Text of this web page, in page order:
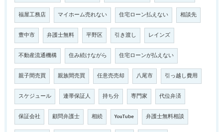
福屋工務店 マイホーム売れない 住宅ローン払えない 相談先
豊中市 弁護士無料 平野区 引き渡し レインズ
不動産流通機構 住み続けながら 住宅ローンが払えない
親子間売買 親族間売買 任意売売却 八尾市 引っ越し費用
スケジュール 連帯保証人 持ち分 専門家 代位弁済
保証会社 顧問弁護士 相続 YouTube 弁護士無料相談